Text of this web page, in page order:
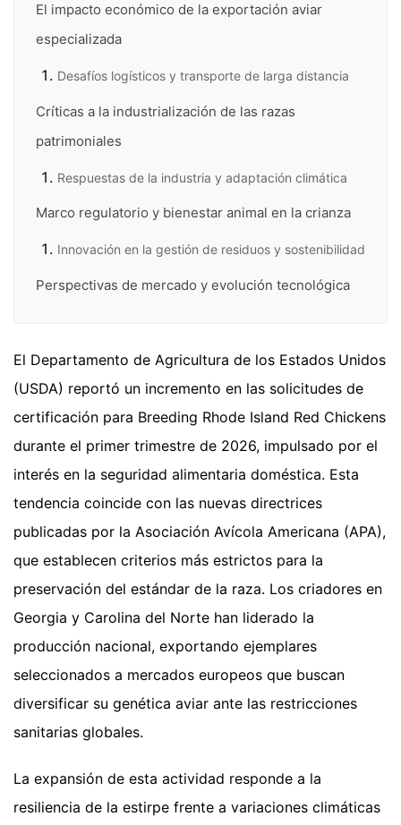
El impacto económico de la exportación aviar
especializada
Desafíos logísticos y transporte de larga distancia
Críticas a la industrialización de las razas
patrimoniales
Respuestas de la industria y adaptación climática
Marco regulatorio y bienestar animal en la crianza
Innovación en la gestión de residuos y sostenibilidad
Perspectivas de mercado y evolución tecnológica
El Departamento de Agricultura de los Estados Unidos
(USDA) reportó un incremento en las solicitudes de
certificación para Breeding Rhode Island Red Chickens
durante el primer trimestre de 2026, impulsado por el
interés en la seguridad alimentaria doméstica. Esta
tendencia coincide con las nuevas directrices
publicadas por la Asociación Avícola Americana (APA),
que establecen criterios más estrictos para la
preservación del estándar de la raza. Los criadores en
Georgia y Carolina del Norte han liderado la
producción nacional, exportando ejemplares
seleccionados a mercados europeos que buscan
diversificar su genética aviar ante las restricciones
sanitarias globales.
La expansión de esta actividad responde a la
resiliencia de la estirpe frente a variaciones climáticas